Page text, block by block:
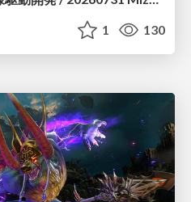
1 130